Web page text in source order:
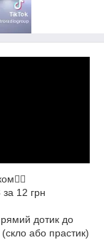
12 грн
дотик до
або прастик)